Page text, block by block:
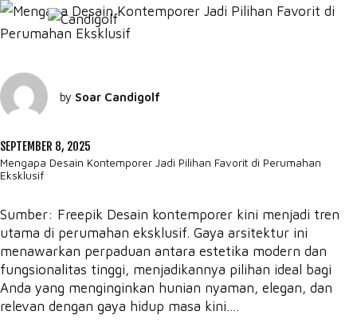
by Soar Candigolf
SEPTEMBER 8, 2025
Mengapa Desain Kontemporer Jadi Pilihan Favorit di Perumahan
Eksklusif
Sumber: Freepik Desain kontemporer kini menjadi tren
utama di perumahan eksklusif. Gaya arsitektur ini
menawarkan perpaduan antara estetika modern dan
fungsionalitas tinggi, menjadikannya pilihan ideal bagi
Anda yang menginginkan hunian nyaman, elegan, dan
relevan dengan gaya hidup masa kini....